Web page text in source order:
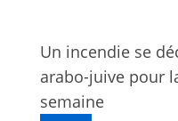
Un incendie se
arabo-juive pour
semaine